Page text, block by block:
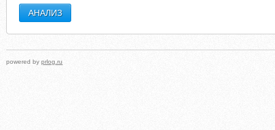
powered by prlog.ru